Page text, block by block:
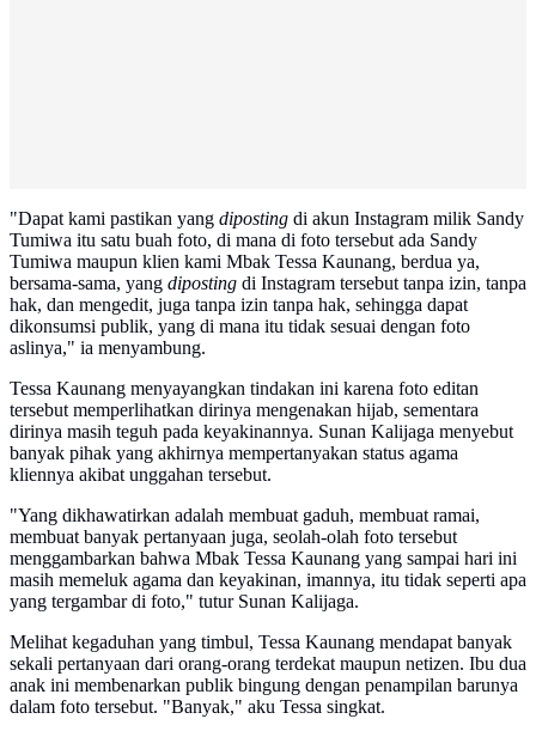
"Dapat kami pastikan yang diposting di akun Instagram milik Sandy
Tumiwa itu satu buah foto, di mana di foto tersebut ada Sandy
Tumiwa maupun klien kami Mbak Tessa Kaunang, berdua ya,
bersama-sama, yang diposting di Instagram tersebut tanpa izin, tanpa
hak, dan mengedit, juga tanpa izin tanpa hak, sehingga dapat
dikonsumsi publik, yang di mana itu tidak sesuai dengan foto
aslinya," ia menyambung.
Tessa Kaunang menyayangkan tindakan ini karena foto editan
tersebut memperlihatkan dirinya mengenakan hijab, sementara
dirinya masih teguh pada keyakinannya. Sunan Kalijaga menyebut
banyak pihak yang akhirnya mempertanyakan status agama
kliennya akibat unggahan tersebut.
"Yang dikhawatirkan adalah membuat gaduh, membuat ramai,
membuat banyak pertanyaan juga, seolah-olah foto tersebut
menggambarkan bahwa Mbak Tessa Kaunang yang sampai hari ini
masih memeluk agama dan keyakinan, imannya, itu tidak seperti apa
yang tergambar di foto," tutur Sunan Kalijaga.
Melihat kegaduhan yang timbul, Tessa Kaunang mendapat banyak
sekali pertanyaan dari orang-orang terdekat maupun netizen. Ibu dua
anak ini membenarkan publik bingung dengan penampilan barunya
dalam foto tersebut. "Banyak," aku Tessa singkat.